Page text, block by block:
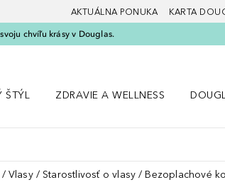
AKTUÁLNA PONUKA KARTA
chvíľu krásy v Douglas.
ŠTÝL
ZDRAVIE A WELLNESS
Vlasy Starostlivosť o vlasy Bezoplachové